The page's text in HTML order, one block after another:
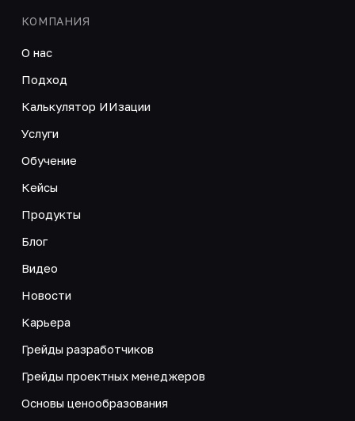
КОМПАНИЯ
О нас
Подход
Калькулятор ИИзации
Услуги
Обучение
Кейсы
Продукты
Блог
Видео
Новости
Карьера
Грейды разработчиков
Грейды проектных менеджеров
Основы ценообразования